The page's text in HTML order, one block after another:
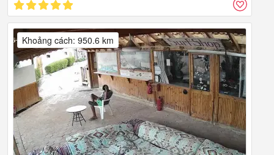
Khoảng cách: 950.6 km